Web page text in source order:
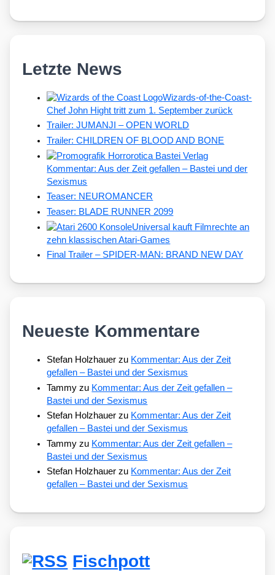
Letzte News
Wizards-of-the-Coast-
Chef John Hight tritt zum 1. September zurück
Trailer: JUMANJI – OPEN WORLD
Trailer: CHILDREN OF BLOOD AND BONE
Kommentar: Aus der Zeit gefallen – Bastei und der
Sexismus
Teaser: NEUROMANCER
Teaser: BLADE RUNNER 2099
Universal kauft Filmrechte an
zehn klassischen Atari-Games
Final Trailer – SPIDER-MAN: BRAND NEW DAY
Neueste Kommentare
Stefan Holzhauer zu Kommentar: Aus der Zeit
gefallen – Bastei und der Sexismus
Tammy zu Kommentar: Aus der Zeit gefallen –
Bastei und der Sexismus
Stefan Holzhauer zu Kommentar: Aus der Zeit
gefallen – Bastei und der Sexismus
Tammy zu Kommentar: Aus der Zeit gefallen –
Bastei und der Sexismus
Stefan Holzhauer zu Kommentar: Aus der Zeit
gefallen – Bastei und der Sexismus
Fischpott